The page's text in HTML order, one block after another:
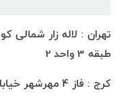
تهران : لاله زار
طبقه 3 واحد 2
کرج : فاز 4 مهرشهر خیابان 411 شرقی پلاک 114 واحد 1